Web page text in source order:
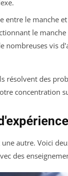
entre le manche
le
nombreuses vis
résolvent des
concentration
autre. Voici
des